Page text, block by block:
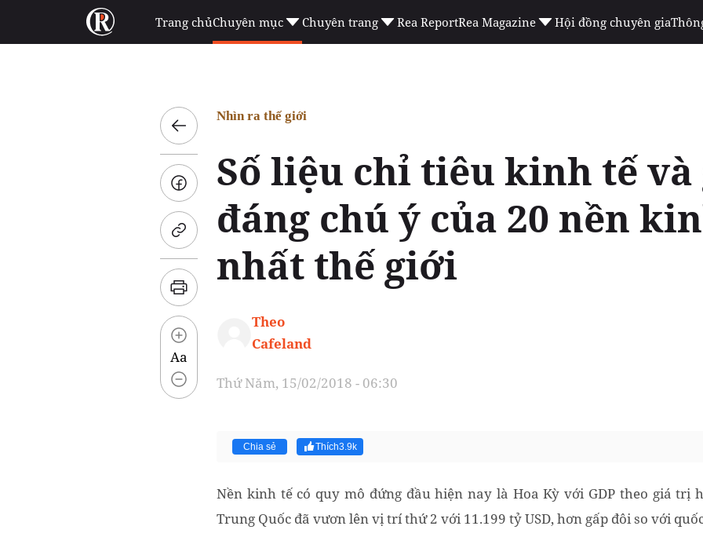
Trang chủChuyên mục Chuyên trang Rea ReportRea Magazine Hội đồng chuyên gia
Aa
Nhìn ra thế giới
Số liệu chỉ tiêu kinh tế và
đáng chú ý của 20 nền
nhất thế giới
Theo
Cafeland
Thứ Năm, 15/02/2018 - 06:30
Chia sẻ Thích3.9k
Nền kinh tế có quy mô đứng đầu hiện nay là Hoa Kỳ với GDP theo giá trị
Trung Quốc đã vươn lên vị trí thứ 2 với 11.199 tỷ USD, hơn gấp đôi so với